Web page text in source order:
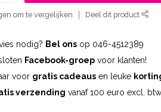
om te vergelijken Deel dit product
nodig? Bel ons op 046-4512389
Facebook-groep voor klanten!
voor gratis cadeaus en leuke
verzending vanaf 100 euro excl. btw